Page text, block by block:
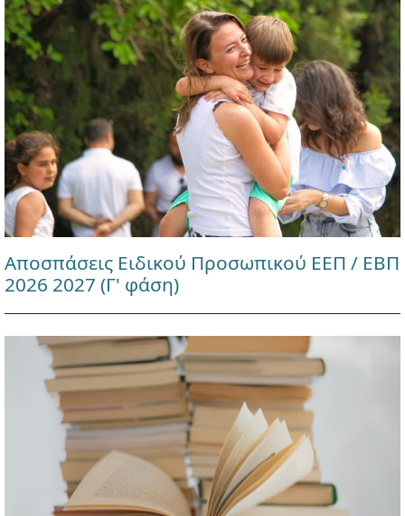
Αποσπάσεις Ειδικού Προσωπικού ΕΕΠ / ΕΒΠ
2026 2027 (Γ' φάση)